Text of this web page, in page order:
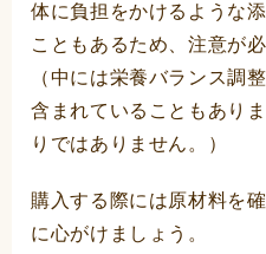
体に負担をかけるような
こともあるため、注意が必
（中には栄養バランス調
含まれていることもあり
りではありません。）
購入する際には原材料を
に心がけましょう。